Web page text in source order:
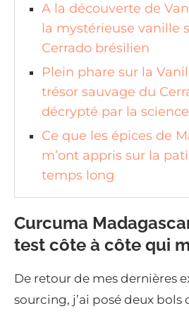
A la découverte de
la mystérieuse vanille
Cerrado brésilien
Plein phare sur la
trésor sauvage du
décrypté par la science
Ce que les épices de
m’ont appris sur la
temps long
Curcuma
test côte à côte qui
De retour de mes dernières
sourcing, j’ai posé deux bols